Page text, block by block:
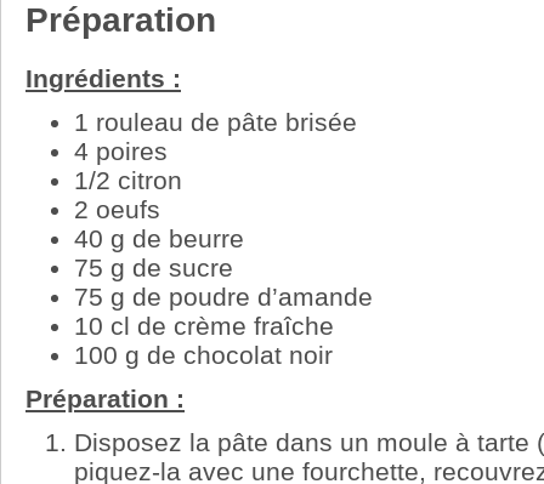
Préparation
Ingrédients :
1 rouleau de pâte brisée
4 poires
1/2 citron
2 oeufs
40 g de beurre
75 g de sucre
75 g de poudre d’amande
10 cl de crème fraîche
100 g de chocolat noir
Préparation :
Disposez la pâte dans un moule à tarte
piquez-la avec une fourchette,